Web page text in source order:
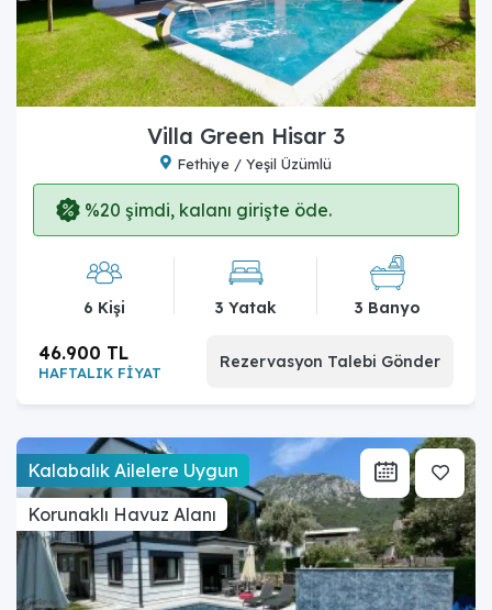
Villa Green Hisar 3
Fethiye / Yeşil Üzümlü
%20 şimdi, kalanı girişte öde.
6 Kişi 3 Yatak 3 Banyo
HAFTALIK FİYAT
46.900 TL Rezervasyon Talebi Gönder
Kalabalık Ailelere Uygun
Korunaklı Havuz Alanı